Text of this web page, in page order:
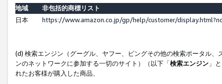
地域
非包括的商標リスト
日本
https://www.amazon.co.jp/gp/help/customer/
(d) 検索エンジン（グーグル、ヤフー、ビングその他の検索ポータル
ンのネットワークに参加する一切のサイト）（以下「検索エンジン 」
れたお客様が購入した商品、